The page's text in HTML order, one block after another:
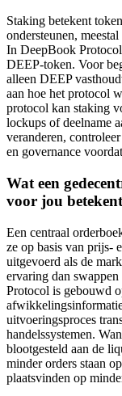
Staking betekent
ondersteunen,
In DeepBook
DEEP-token. Voor
alleen DEEP
aan hoe het protocol
protocol kan staking
lockups of deelname
veranderen,
en governance
Wat een
voor jou betekent
Een centraal
ze op basis van prijs-
uitgevoerd als de
ervaring dan
Protocol is gebouwd
uitvoeringsproces
handelssystemen.
blootgesteld aan de
minder orders staan
plaatsvinden op